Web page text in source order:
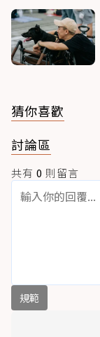
猜你喜歡
討論區
共有 0 則留言
規範